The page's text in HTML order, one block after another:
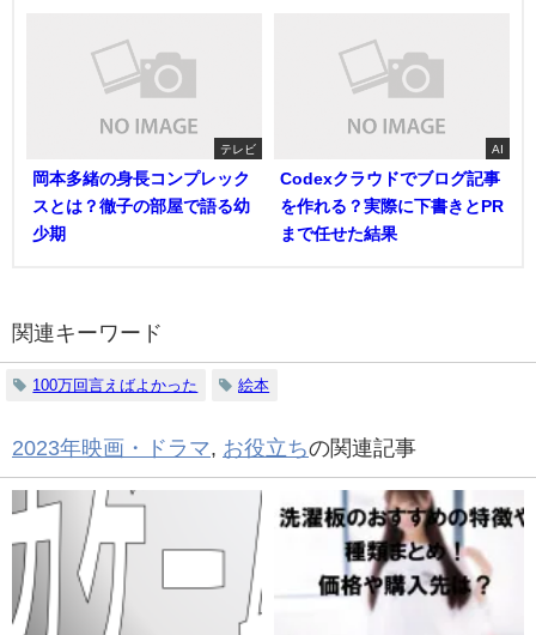
テレビ
岡本多緒の身長コンプレック
スとは？徹子の部屋で語る幼
少期
AI
Codexクラウドでブログ記事
を作れる？実際に下書きとPR
まで任せた結果
関連キーワード
100万回言えばよかった 絵本
2023年映画・ドラマ, お役立ちの関連記事